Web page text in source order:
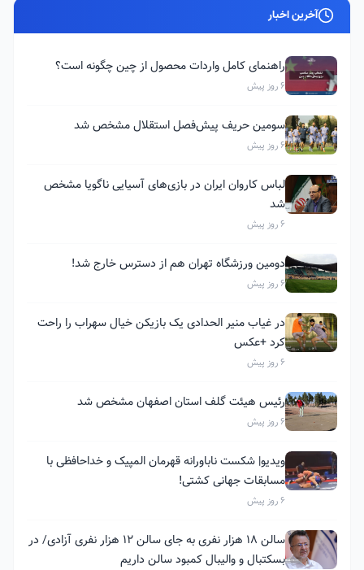
آخرین اخبار
راهنمای کامل واردات محصول از چین چگونه است؟
6 روز پیش
سومین حریف پیش‌فصل استقلال مشخص شد
6 روز پیش
لباس کاروان ایران در بازی‌های آسیایی ناگویا مشخص
شد
6 روز پیش
دومین ورزشگاه تهران هم از دسترس خارج شد!
6 روز پیش
در غیاب منیر الحدادی یک بازیکن خیال سهراب را راحت
کرد +عکس
6 روز پیش
رئیس هیئت گلف استان اصفهان مشخص شد
6 روز پیش
ویدیو| شکست ناباورانه قهرمان المپیک و خداحافظی با
مسابقات جهانی کشتی!
6 روز پیش
سالن ۱۸ هزار نفری به جای سالن ۱۲ هزار نفری آزادی/ در
بسکتبال و والیبال کمبود سالن داریم